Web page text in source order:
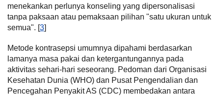
menekankan perlunya konseling yang dipersonalisasi
tanpa paksaan atau pemaksaan pilihan "satu ukuran untuk
semua". [3]
Metode kontrasepsi umumnya dipahami berdasarkan
lamanya masa pakai dan ketergantungannya pada
aktivitas sehari-hari seseorang. Pedoman dari Organisasi
Kesehatan Dunia (WHO) dan Pusat Pengendalian dan
Pencegahan Penyakit AS (CDC) membedakan antara